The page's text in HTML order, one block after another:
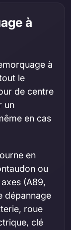
à
à
le
de centre
un
en cas
en
ou
(A89,
dépannage
roue
clé